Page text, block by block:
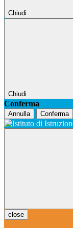
Chiudi
Chiudi
Conferma
Annulla Conferma
close